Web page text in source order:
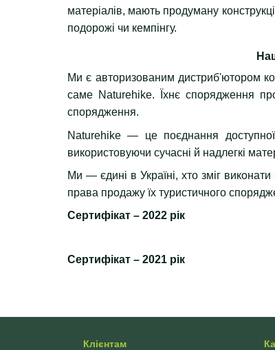
матеріалів, мають продуману
подорожі чи кемпінгу.
Ми є авторизованим дистриб'ютором
саме Naturehike. Їхнє спорядження
спорядження.
Naturehike — це поєднання доступної
використовуючи сучасні й надлегкі
Ми — єдині в Україні, хто зміг
права продажу їх туристичного
Сертифікат – 2022 рік
Сертифікат – 2021 рік
Клієнтам